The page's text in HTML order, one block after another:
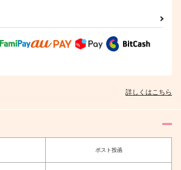
詳しくはこちら
ポスト投函